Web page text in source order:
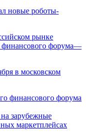
новые роботы-
финансового форума—
в московском
зарубежные
маркетплейсах